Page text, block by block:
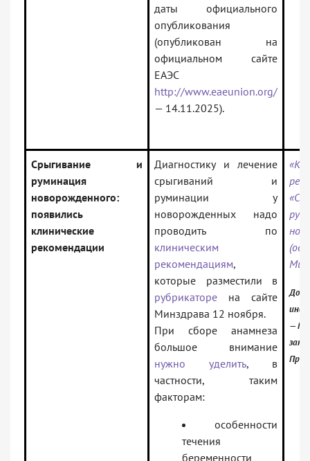
даты официального
опубликования
(опубликован на
официальном сайте
ЕАЭС
http://www.eaeunion.org/
— 14.11.2025).
Срыгивание и
руминация
новорожденного:
появились
клинические
рекомендации
Диагностику и лечение
срыгиваний и
руминации у
новорожденных надо
проводить по
клиническим
рекомендациям,
которые разместили в
рубрикаторе на сайте
Минздрава 12 ноября.
При сборе анамнеза
большое внимание
нужно уделить, в
частности, таким
факторам:
особенности
течения
беременности
—